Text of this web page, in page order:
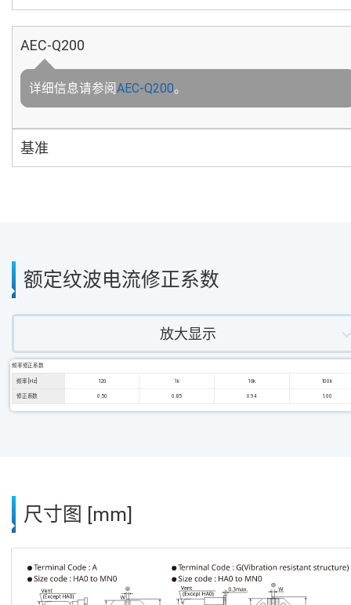
AEC-Q200
详细信息请参阅AEC-Q200。
基准
额定纹波电流修正系数
放大显示
频率修正系数
频率 [Hz] 120 1k 10k 100k
修正系数 0.50 0.85 0.94 1.00
尺寸图 [mm]